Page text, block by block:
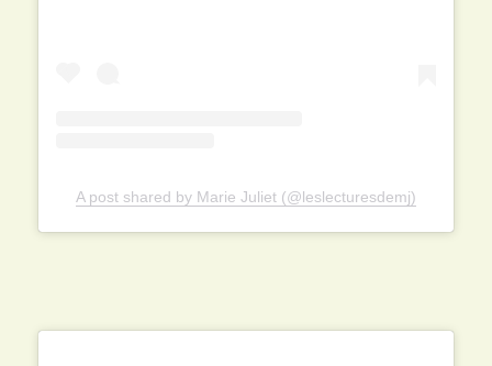
A post shared by Marie Juliet (@leslecturesdemj)